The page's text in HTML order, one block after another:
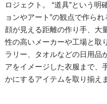
ロジェクト。 “道具”という明
ョンやアート”の観点で作ら
顔が見える距離の作り手、大
性の高いメーカーや工場と取
ラリー、タオルなどの日用品
アをイメージした衣服まで、
かにするアイテムを取り揃え